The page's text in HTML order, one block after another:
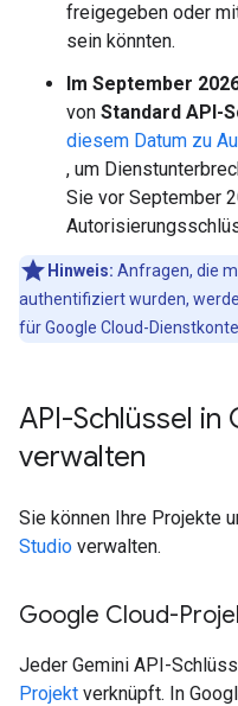
freigegeben oder
sein könnten.
Im September
von Standard API-
diesem Datum zu
, um
Sie vor September
Hinweis: Anfragen, die
authentifiziert wurden,
für Google Cloud-
API-Schlüssel in
verwalten
Sie können Ihre Projekte
Studio verwalten.
Google Cloud-
Jeder Gemini API-
Projekt verknüpft. In